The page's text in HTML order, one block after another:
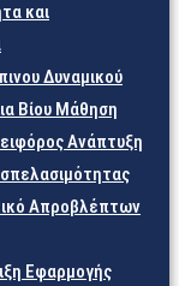
και
Δυναμικού
Βίου Μάθηση
Ανάπτυξη
Απροβλέπτων
Εφαρμογής